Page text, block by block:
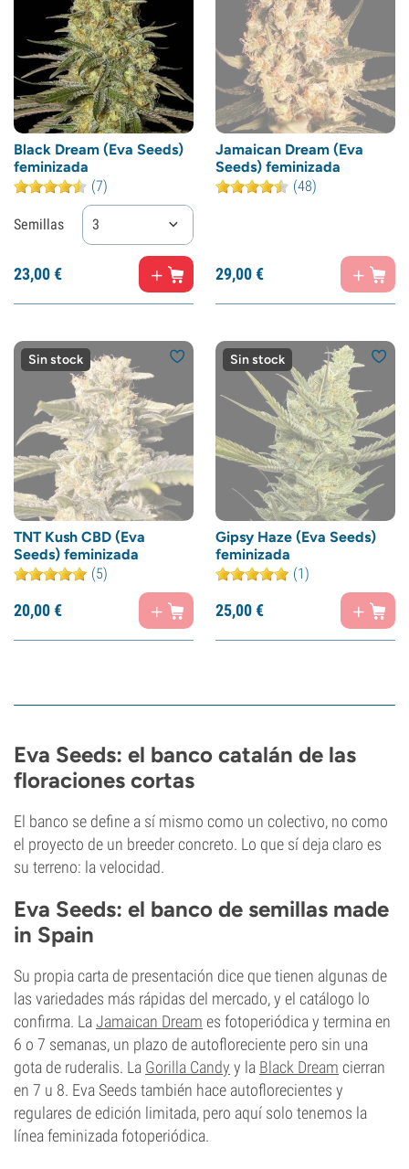
Black Dream (Eva Seeds)
feminizada
(7)
Semillas 3
23,00€
Jamaican Dream (Eva
Seeds) feminizada
(48)
29,00€
Sin stock
TNT Kush CBD (Eva
Seeds) feminizada
(5)
20,00€
Sin stock
Gipsy Haze (Eva Seeds)
feminizada
(1)
25,00€
Eva Seeds: el banco catalán de las
floraciones cortas
El banco se define a sí mismo como un colectivo, no como
el proyecto de un breeder concreto. Lo que sí deja claro es
su terreno: la velocidad.
Eva Seeds: el banco de semillas made
in Spain
Su propia carta de presentación dice que tienen algunas de
las variedades más rápidas del mercado, y el catálogo lo
confirma. LaJamaican Dream es fotoperiódica y termina en
6 o 7 semanas, un plazo de autofloreciente pero sin una
gota de ruderalis. La Gorilla Candy y la Black Dream cierran
en 7 u 8. Eva Seeds también hace autoflorecientes y
regulares de edición limitada, pero aquí solo tenemos la
línea feminizada fotoperiódica.